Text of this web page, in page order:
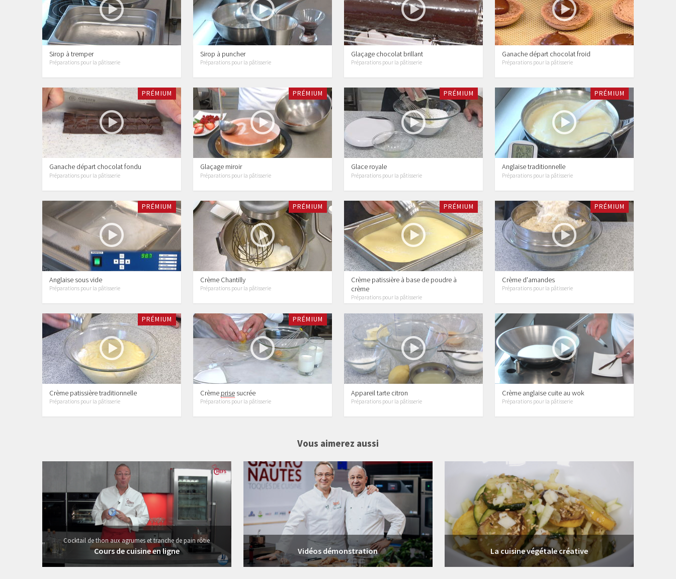
Sirop à tremper
Préparations pour la pâtisserie
Sirop à puncher
Préparations pour la pâtisserie
Glaçage chocolat brillant
Préparations pour la pâtisserie
Ganache départ chocolat froid
Préparations pour la pâtisserie
PRÉMIUM
Ganache départ chocolat fondu
Préparations pour la pâtisserie
PRÉMIUM
Glaçage miroir
Préparations pour la pâtisserie
PRÉMIUM
Glace royale
Préparations pour la pâtisserie
PRÉMIUM
Anglaise traditionnelle
Préparations pour la pâtisserie
PRÉMIUM
Anglaise sous vide
Préparations pour la pâtisserie
PRÉMIUM
Crème Chantilly
Préparations pour la pâtisserie
PRÉMIUM
Crème patissière à base de poudre à
crème
Préparations pour la pâtisserie
PRÉMIUM
Crème d'amandes
Préparations pour la pâtisserie
PRÉMIUM
Crème patissière traditionnelle
Préparations pour la pâtisserie
PRÉMIUM
Crème prisesucrée
Préparations pour la pâtisserie
Appareil tarte citron
Préparations pour la pâtisserie
Crème anglaise cuite au wok
Préparations pour la pâtisserie
Vous aimerez aussi
Cocktail de thon aux agrumes et tranche de pain rôtie
Cours de cuisine en ligne Vidéos démonstration
4 vidéos
La cuisine végétale créative